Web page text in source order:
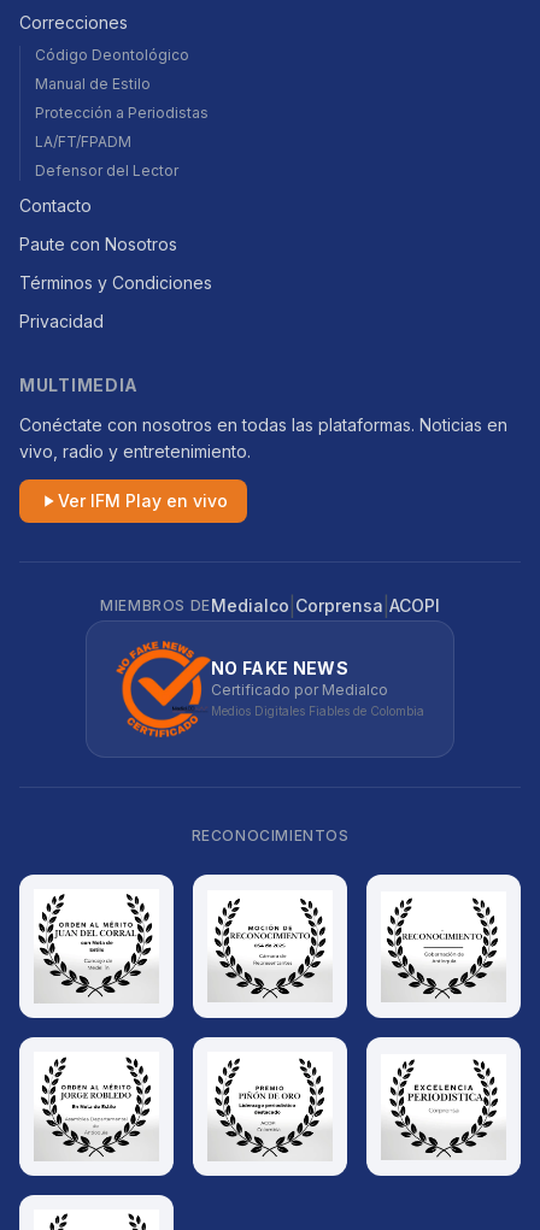
Correcciones
Código Deontológico
Manual de Estilo
Protección a Periodistas
LA/FT/FPADM
Defensor del Lector
Contacto
Paute con Nosotros
Términos y Condiciones
Privacidad
MULTIMEDIA
Conéctate con nosotros en todas las plataformas. Noticias en
vivo, radio y entretenimiento.
Ver IFM Play en vivo
MIEMBROS DEMedialco Corprensa ACOPI
NO FAKE NEWS
Certificado por Medialco
Medios Digitales Fiables de Colombia
RECONOCIMIENTOS